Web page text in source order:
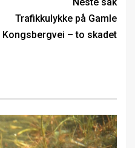
Trafikkulykke på Gamle
Kongsbergvei – to skadet